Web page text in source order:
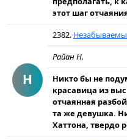
этот шаг
Н
2382.
Райан Н.
Никто бы не
красавица из
отчаянная
та же девушка.
Хаттона, твердо